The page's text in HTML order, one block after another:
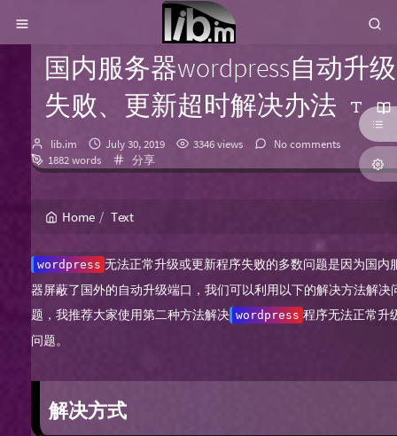
国内服务器wordpress自动升级
失败、更新超时解决办法
Author：
lib.im
发
布
时
July 30, 2019 3346 views
No comments
1882 words
Categories：
分享
Home Text
wordpress 无法正常升级或更新程序失败的多数问题是因为国内
器屏蔽了国外的自动升级端口，我们可以利用以下的解决方法解决
题，我推荐大家使用第二种方法解决 wordpress 程序无法正常升
问题。
解决方式